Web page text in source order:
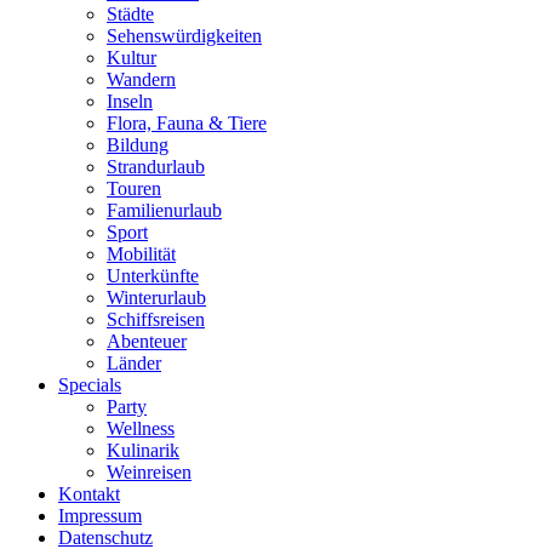
Städte
Sehenswürdigkeiten
Kultur
Wandern
Inseln
Flora, Fauna & Tiere
Bildung
Strandurlaub
Touren
Familienurlaub
Sport
Mobilität
Unterkünfte
Winterurlaub
Schiffsreisen
Abenteuer
Länder
Specials
Party
Wellness
Kulinarik
Weinreisen
Kontakt
Impressum
Datenschutz